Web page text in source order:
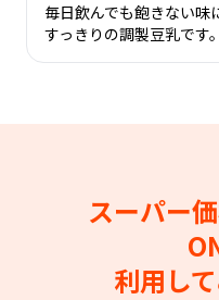
毎日飲んでも飽きない味
すっきりの調製豆乳です。
スーパー
利用し